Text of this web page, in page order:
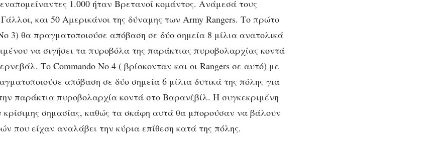
εναπομείναντες 1.000 ήταν Βρετανοί κομάντος. Ανάμεσά τους
και 50 Αμερικάνοι της δύναμης των Army Rangers. Το πρώτο
3) θα πραγματοποιούσε απόβαση σε δύο σημεία 8 μίλια ανατολικά
να σιγήσει τα πυροβόλα της παράκτιας πυροβολαρχίας κοντά
Το Commando No 4 ( βρίσκονταν και οι Rangers σε αυτό) με
απόβαση σε δύο σημεία 6 μίλια δυτικά της πόλης για
παράκτια πυροβολαρχία κοντά στο Βαρανζβίλ. Η συγκεκριμένη
κρίσιμης σημασίας, καθώς τα σκάφη αυτά θα μπορούσαν να βάλουν
που είχαν αναλάβει την κύρια επίθεση κατά της πόλης.